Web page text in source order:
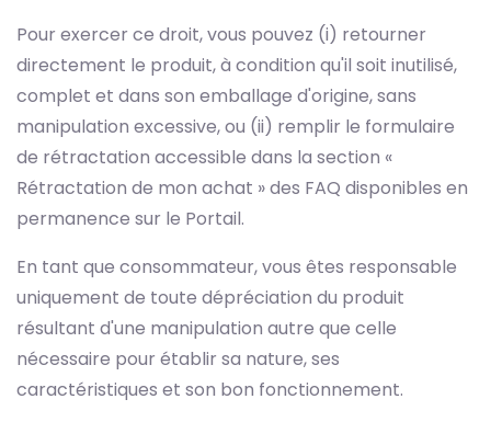
Pour exercer ce droit, vous pouvez (i) retourner
directement le produit, à condition qu'il soit inutilisé,
complet et dans son emballage d'origine, sans
manipulation excessive, ou (ii) remplir le formulaire
de rétractation accessible dans la section «
Rétractation de mon achat » des FAQ disponibles en
permanence sur le Portail.
En tant que consommateur, vous êtes responsable
uniquement de toute dépréciation du produit
résultant d'une manipulation autre que celle
nécessaire pour établir sa nature, ses
caractéristiques et son bon fonctionnement.